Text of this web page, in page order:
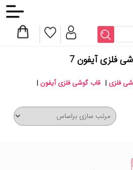
فلزی آیفون 7
فلزی | قاب گوشی فلزی آیفون |